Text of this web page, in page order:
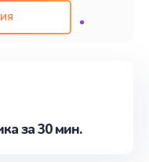
- предоставить
записаться на
за 30 мин.